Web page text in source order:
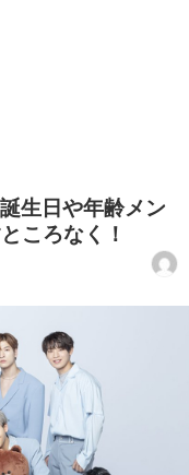
生日や年齢メン
ころなく！